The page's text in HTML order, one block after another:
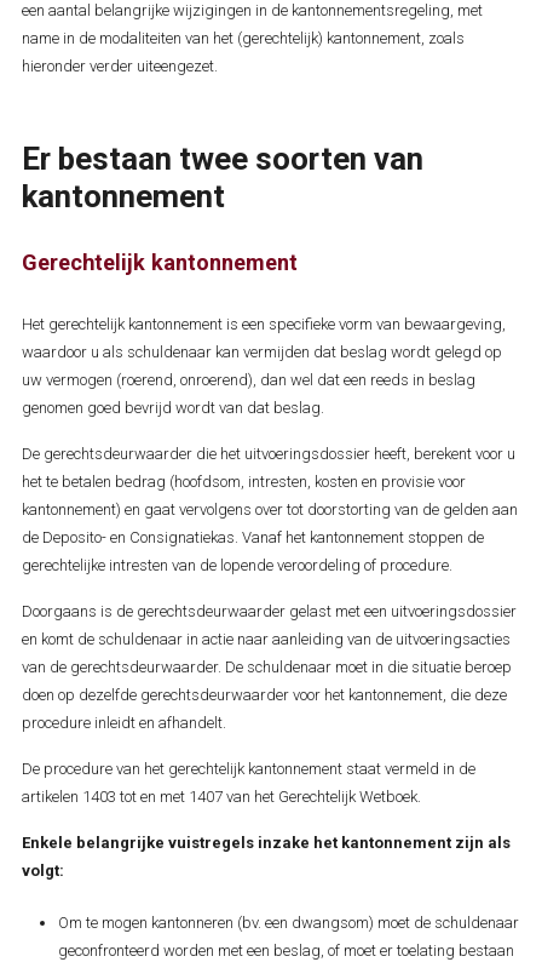
een aantal belangrijke wijzigingen in de kantonnementsregeling, met
name in de modaliteiten van het (gerechtelijk) kantonnement, zoals
hieronder verder uiteengezet.
Er bestaan twee soorten van
kantonnement
Gerechtelijk kantonnement
Het gerechtelijk kantonnement is een specifieke vorm van bewaargeving,
waardoor u als schuldenaar kan vermijden dat beslag wordt gelegd op
uw vermogen (roerend, onroerend), dan wel dat een reeds in beslag
genomen goed bevrijd wordt van dat beslag.
De gerechtsdeurwaarder die het uitvoeringsdossier heeft, berekent voor u
het te betalen bedrag (hoofdsom, intresten, kosten en provisie voor
kantonnement) en gaat vervolgens over tot doorstorting van de gelden aan
de Deposito- en Consignatiekas. Vanaf het kantonnement stoppen de
gerechtelijke intresten van de lopende veroordeling of procedure.
Doorgaans is de gerechtsdeurwaarder gelast met een uitvoeringsdossier
en komt de schuldenaar in actie naar aanleiding van de uitvoeringsacties
van de gerechtsdeurwaarder. De schuldenaar moet in die situatie beroep
doen op dezelfde gerechtsdeurwaarder voor het kantonnement, die deze
procedure inleidt en afhandelt.
De procedure van het gerechtelijk kantonnement staat vermeld in de
artikelen 1403 tot en met 1407 van het Gerechtelijk Wetboek.
Enkele belangrijke vuistregels inzake het kantonnement zijn als
volgt:
Om te mogen kantonneren (bv. een dwangsom) moet de schuldenaar
geconfronteerd worden met een beslag, of moet er toelating bestaan